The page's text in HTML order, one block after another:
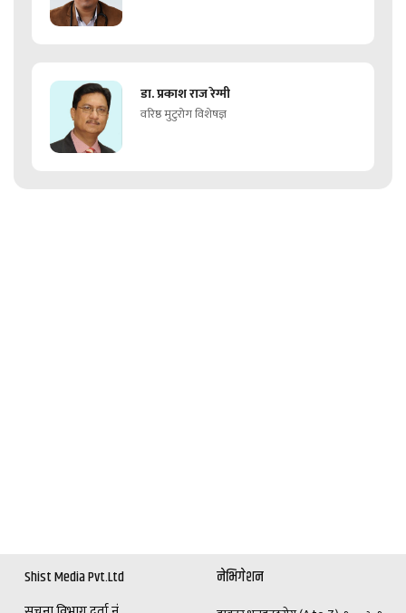
डा. प्रकाश राज रेग्मी
वरिष्ठ मुटुरोग विशेषज्ञ
Shist Media Pvt.Ltd
नेभिगेशन